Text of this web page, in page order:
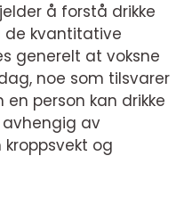
å forstå drikke
de kvantitative
generelt at voksne
noe som tilsvarer
person kan drikke
av
og